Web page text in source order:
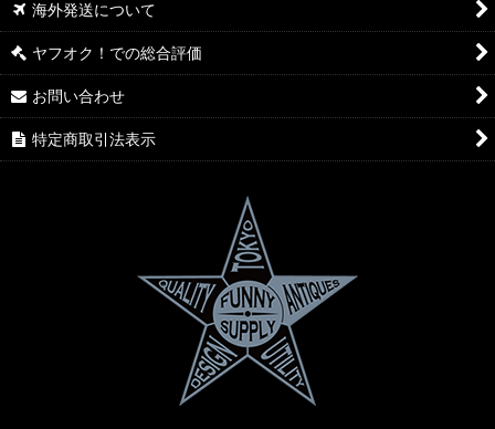
海外発送について
ヤフオク！での総合評価
お問い合わせ
特定商取引法表示